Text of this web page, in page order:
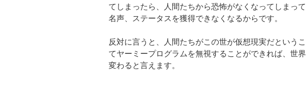
てしまったら、人間たちから恐怖がなくなってしまって
名声、ステータスを獲得できなくなるからです。
反対に言うと、人間たちがこの世が仮想現実だという
てヤーミープログラムを無視することができれば、世
変わると言えます。